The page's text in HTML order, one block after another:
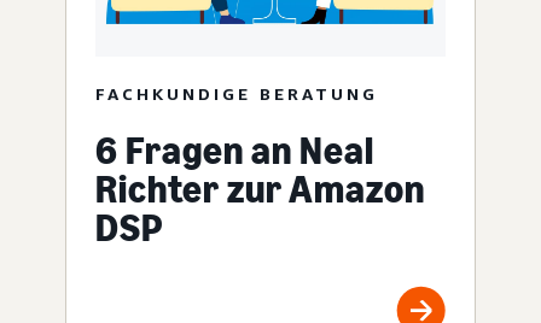
FACHKUNDIGE BERATUNG
6 Fragen an Neal
Richter zur Amazon
DSP